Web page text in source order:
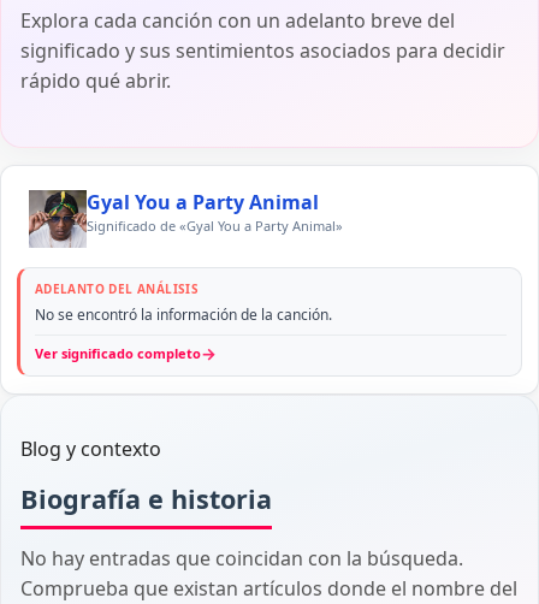
Explora cada canción con un adelanto breve del
significado y sus sentimientos asociados para decidir
rápido qué abrir.
Gyal You a Party Animal
Significado de «Gyal You a Party Animal»
ADELANTO DEL ANÁLISIS
No se encontró la información de la canción.
Ver significado completo→
Blog y contexto
Biografía e historia
No hay entradas que coincidan con la búsqueda.
Comprueba que existan artículos donde el nombre del